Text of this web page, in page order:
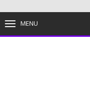
MENU